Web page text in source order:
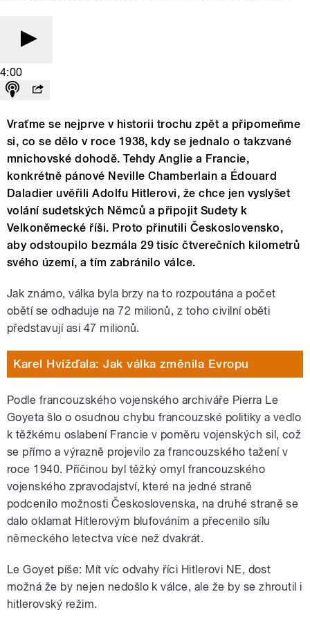
4:00
Vraťme se nejprve v historii trochu zpět a připomeňme
si, co se dělo v roce 1938, kdy se jednalo o takzvané
mnichovské dohodě. Tehdy Anglie a Francie,
konkrétně pánové Neville Chamberlain a Édouard
Daladier uvěřili Adolfu Hitlerovi, že chce jen vyslyšet
volání sudetských Němců a připojit Sudety k
Velkoněmecké říši. Proto přinutili Československo,
aby odstoupilo bezmála 29 tisíc čtverečních kilometrů
svého území, a tím zabránilo válce.
Jak známo, válka byla brzy na to rozpoutána a počet
obětí se odhaduje na 72 milionů, z toho civilní oběti
představují asi 47 milionů.
Karel Hvížďala: Jak válka změnila Evropu
Podle francouzského vojenského archiváře Pierra Le
Goyeta šlo o osudnou chybu francouzské politiky a vedlo
k těžkému oslabení Francie v poměru vojenských sil, což
se přímo a výrazně projevilo za francouzského tažení v
roce 1940. Příčinou byl těžký omyl francouzského
vojenského zpravodajství, které na jedné straně
podcenilo možnosti Československa, na druhé straně se
dalo oklamat Hitlerovým blufováním a přecenilo sílu
německého letectva více než dvakrát.
Le Goyet píše: Mít víc odvahy říci Hitlerovi NE, dost
možná že by nejen nedošlo k válce, ale že by se zhroutil i
hitlerovský režim.